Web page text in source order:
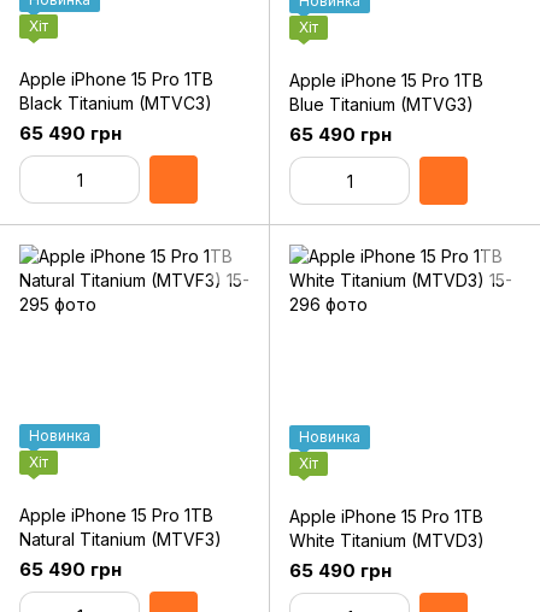
Хіт
Apple iPhone 15 Pro 1TB
Black Titanium (MTVC3)
65 490 грн
Хіт
Apple iPhone 15 Pro 1TB
Blue Titanium (MTVG3)
65 490 грн
Новинка
Хіт
Apple iPhone 15 Pro 1TB
Natural Titanium (MTVF3)
65 490 грн
Новинка
Хіт
Apple iPhone 15 Pro 1TB
White Titanium (MTVD3)
65 490 грн